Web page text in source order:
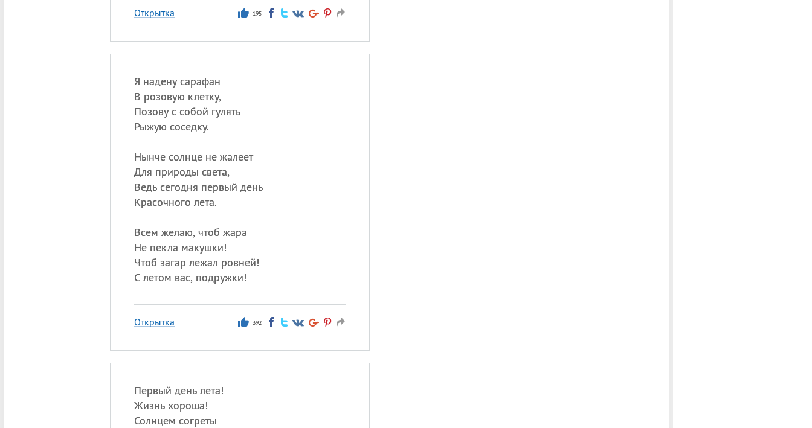
Открытка 195
Я надену сарафан
В розовую клетку,
Позову с собой гулять
Рыжую соседку.
Нынче солнце не жалеет
Для природы света,
Ведь сегодня первый день
Красочного лета.
Всем желаю, чтоб жара
Не пекла макушки!
Чтоб загар лежал ровней!
С летом вас, подружки!
Открытка 392
Первый день лета!
Жизнь хороша!
Солнцем согреты